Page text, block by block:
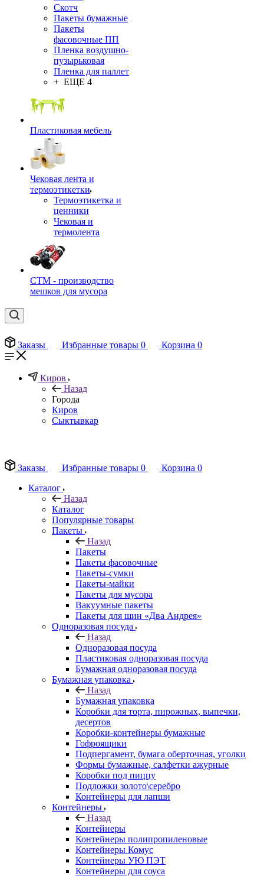
Скотч
Пакеты бумажные
Пакеты
фасовочные ПП
Пленка воздушно-
пузырьковая
Пленка для паллет
+ ЕЩЕ 4
Пластиковая мебель
Чековая лента и
термоэтикетки
Термоэтикетка и
ценники
Чековая и
термолента
СТМ - производство
мешков для мусора
Заказы Избранные товары 0 Корзина 0
Киров
Назад
Города
Киров
Сыктывкар
Заказы
Избранные товары 0 Корзина 0
Каталог
Назад
Каталог
Популярные товары
Пакеты
Назад
Пакеты
Пакеты фасовочные
Пакеты-сумки
Пакеты-майки
Пакеты для мусора
Вакуумные пакеты
Пакеты для шин «Два Андрея»
Одноразовая посуда
Назад
Одноразовая посуда
Пластиковая одноразовая посуда
Бумажная одноразовая посуда
Бумажная упаковка
Назад
Бумажная упаковка
Коробки для торта, пирожных, выпечки,
десертов
Коробки-контейнеры бумажные
Гофроящики
Подпергамент, бумага оберточная, уголки
Формы бумажные, салфетки ажурные
Коробки под пиццу
Подложки золото\серебро
Контейнеры для лапши
Контейнеры
Назад
Контейнеры
Контейнеры полипропиленовые
Контейнеры Комус
Контейнеры УЮ ПЭТ
Контейнеры для соуса